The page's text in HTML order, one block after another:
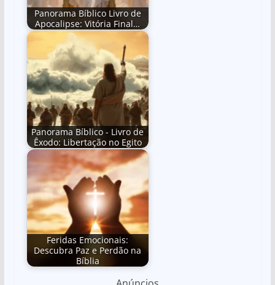
Panorama Bíblico Livro de
Apocalipse: Vitória Final…
Panorama Bíblico - Livro de
Êxodo: Libertação no Egito
Feridas Emocionais:
Descubra Paz e Perdão na
Bíblia